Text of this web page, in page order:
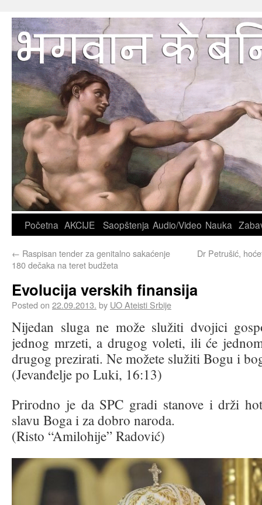
Početna AKCIJE Saopštenja Audio/Video Nauka
← Raspisan tender za genitalno sakaćenje
180 dečaka na teret budžeta
Dr Petrušić,
Evolucija verskih finansija
Posted on 22.09.2013. by UO Ateisti Srbije
Nijedan sluga ne može služiti dvojici
jednog mrzeti, a drugog voleti, ili će
drugog prezirati. Ne možete služiti Bogu i
(Jevanđelje po Luki, 16:13)
Prirodno je da SPC gradi stanove i drži
slavu Boga i za dobro naroda.
(Risto “Amilohije” Radović)